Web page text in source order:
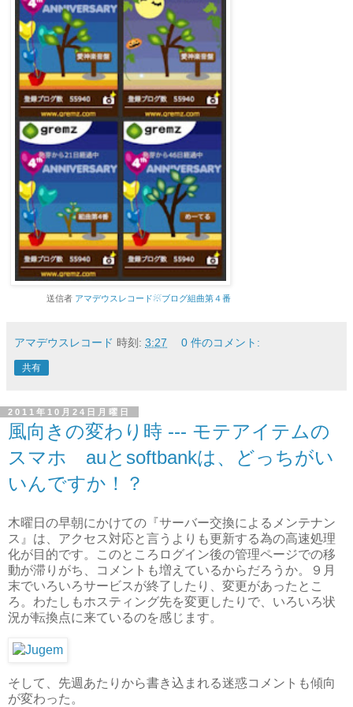
送信者 アマデウスレコード☃ブログ組曲第４番
アマデウスレコード 時刻: 3:27 0 件のコメント:
共有
2011年10月24日月曜日
風向きの変わり時 --- モテアイテムの
スマホ auとsoftbankは、どっちがい
いんですか！？
木曜日の早朝にかけての『サーバー交換によるメンテナン
ス』は、アクセス対応と言うよりも更新する為の高速処理
化が目的です。このところログイン後の管理ページでの移
動が滞りがち、コメントも増えているからだろうか。９月
末でいろいろサービスが終了したり、変更があったとこ
ろ。わたしもホスティング先を変更したりで、いろいろ状
況が転換点に来ているのを感じます。
そして、先週あたりから書き込まれる迷惑コメントも傾向
が変わった。